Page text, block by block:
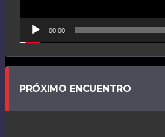
00:00
PRÓXIMO ENCUENTRO